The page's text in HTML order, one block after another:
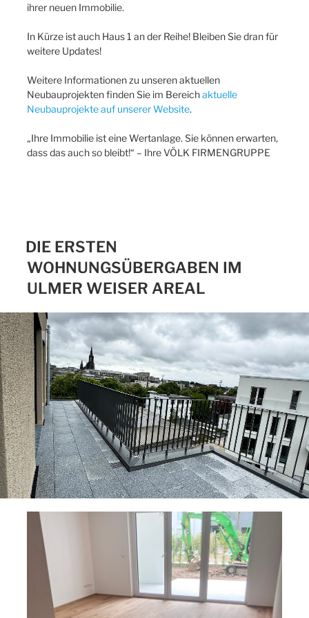
ihrer neuen Immobilie.
In Kürze ist auch Haus 1 an der Reihe! Bleiben Sie dran für
weitere Updates!
Weitere Informationen zu unseren aktuellen
Neubauprojekten finden Sie im Bereichaktuelle
Neubauprojekte auf unserer Website.
„Ihre Immobilie ist eine Wertanlage. Sie können erwarten,
dass das auch so bleibt!“ – Ihre VÖLK FIRMENGRUPPE
DIE ERSTEN
WOHNUNGSÜBERGABEN IM
ULMER WEISER AREAL